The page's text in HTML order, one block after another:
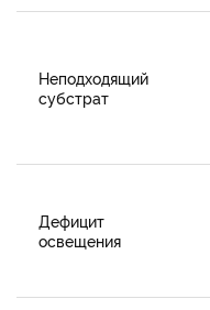
Неподходящий
субстрат
Дефицит
освещения